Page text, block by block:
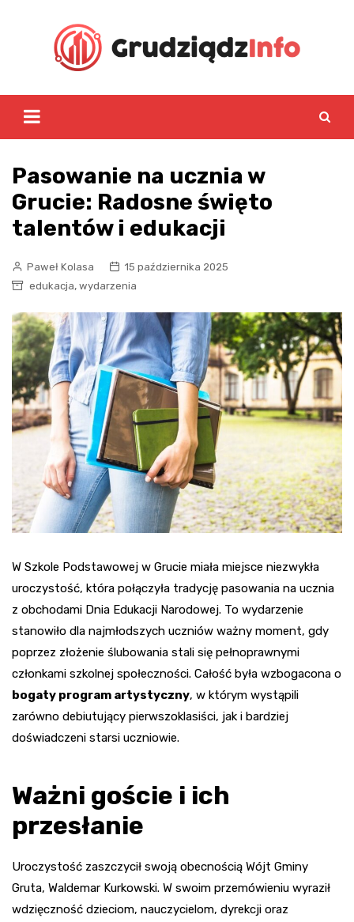
Pasowanie na ucznia w
Grucie: Radosne święto
talentów i edukacji
Paweł Kolasa
15 października 2025
edukacja, wydarzenia
W Szkole Podstawowej w Grucie miała miejsce niezwykła
uroczystość, która połączyła tradycję pasowania na ucznia
z obchodami Dnia Edukacji Narodowej. To wydarzenie
stanowiło dla najmłodszych uczniów ważny moment, gdy
poprzez złożenie ślubowania stali się pełnoprawnymi
członkami szkolnej społeczności. Całość była wzbogacona o
bogaty program artystyczny, w którym wystąpili
zarówno debiutujący pierwszoklasiści, jak i bardziej
doświadczeni starsi uczniowie.
Ważni goście i ich
przesłanie
Uroczystość zaszczycił swoją obecnością Wójt Gminy
Gruta, Waldemar Kurkowski. W swoim przemówieniu wyraził
wdzięczność dzieciom, nauczycielom, dyrekcji oraz